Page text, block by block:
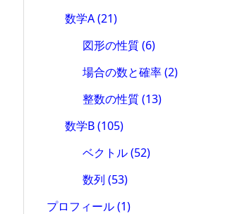
数学A(21)
図形の性質(6)
場合の数と確率(2)
整数の性質(13)
数学B(105)
ベクトル(52)
数列(53)
プロフィール(1)